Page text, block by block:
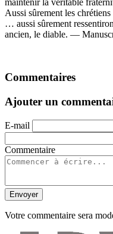
Aussi sûrement les
… aussi sûrement
ancien, le diable. —
Commentaires
Ajouter un
E-mail
Commentaire
Envoyer
Votre commentaire sera